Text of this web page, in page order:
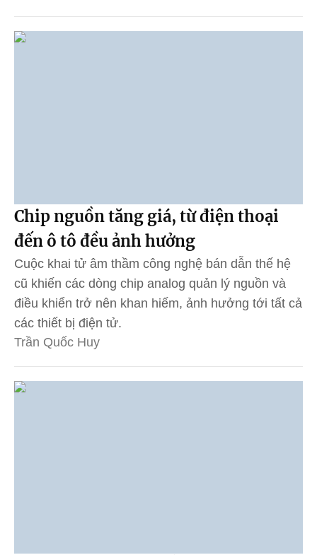
Chip nguồn tăng giá, từ điện thoại
đến ô tô đều ảnh hưởng
Cuộc khai tử âm thầm công nghệ bán dẫn thế hệ
cũ khiến các dòng chip analog quản lý nguồn và
điều khiển trở nên khan hiếm, ảnh hưởng tới tất cả
các thiết bị điện tử.
Trần Quốc Huy